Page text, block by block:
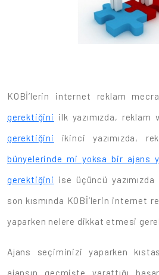
KOBİ’lerin internet reklam
gerektiğini ilk yazımızda, reklam
gerektiğini
ikinci yazımızda,
bünyelerinde mi yoksa bir ajans
gerektiğini ise üçüncü
son kısmında KOBİ’lerin internet
yaparken nelere dikkat etmesi
Ajans seçiminizi yaparken
ajansın geçmişte yarattığı